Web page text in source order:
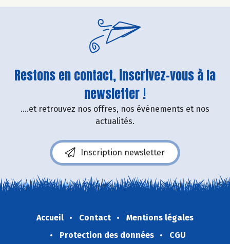
Restons en contact, inscrivez-vous à la
newsletter !
....et retrouvez nos offres, nos événements et nos
actualités.
Inscription newsletter
Accueil Contact
Mentions légales
Protection des données
CGU